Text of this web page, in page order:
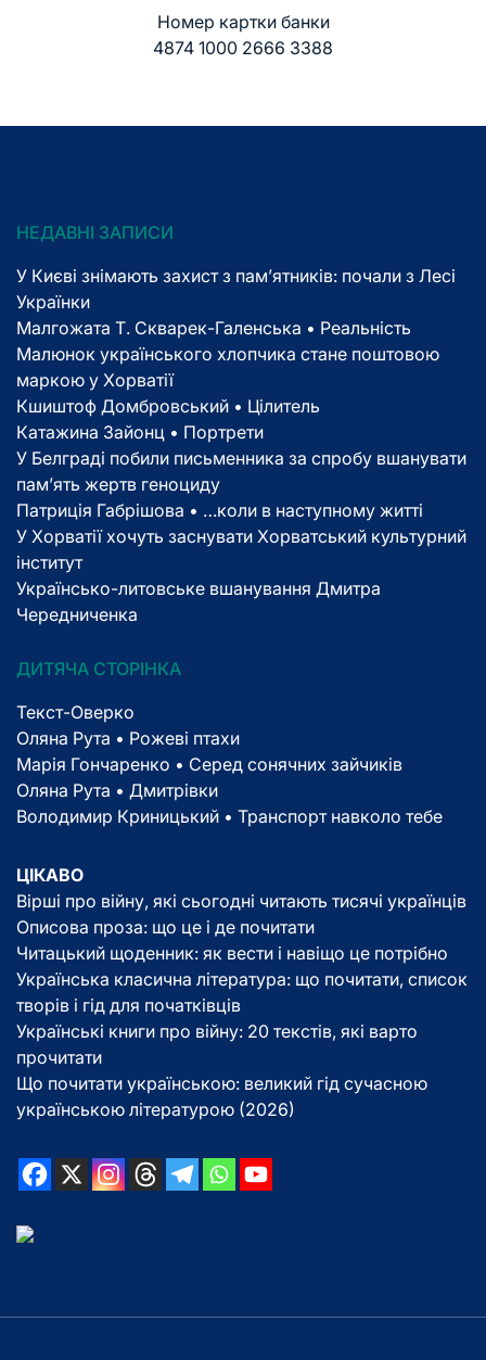
Номер картки банки
4874 1000 2666 3388
НЕДАВНІ ЗАПИСИ
У Києві знімають захист з пам’ятників: почали з Лесі
Українки
Малгожата Т. Скварек-Галенська • Реальність
Малюнок українського хлопчика стане поштовою
маркою у Хорватії
Кшиштоф Домбровський • Цілитель
Катажина Зайонц • Портрети
У Белграді побили письменника за спробу вшанувати
пам’ять жертв геноциду
Патриція Габрішова • …коли в наступному житті
У Хорватії хочуть заснувати Хорватський культурний
інститут
Українсько-литовське вшанування Дмитра
Чередниченка
ДИТЯЧА СТОРІНКА
Текст-Оверко
Оляна Рута • Рожеві птахи
Марія Гончаренко • Серед сонячних зайчиків
Оляна Рута • Дмитрівки
Володимир Криницький • Транспорт навколо тебе
ЦІКАВО
Вірші про війну, які сьогодні читають тисячі українців
Описова проза: що це і де почитати
Читацький щоденник: як вести і навіщо це потрібно
Українська класична література: що почитати, список
творів і гід для початківців
Українські книги про війну: 20 текстів, які варто
прочитати
Що почитати українською: великий гід сучасною
українською літературою (2026)